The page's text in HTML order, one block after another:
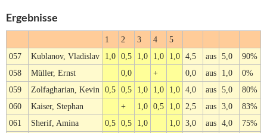
Ergebnisse
1 2 3 4
5
057
Kublanov, Vladislav 1,0 0,5 1,0 1,0 1,0 4,5 aus 5,0
90%
058
Müller, Ernst 0,0 + 0,0 aus 1,0
0%
059
Zolfagharian, Kevin 0,5 0,5 1,0 1,0 1,0 4,0 aus 5,0
80%
060
Kaiser, Stephan + 1,0 0,5 1,0 2,5 aus 3,0
83%
061
Sherif, Amina 0,5 0,5 1,0 1,0 3,0 aus 4,0
75%